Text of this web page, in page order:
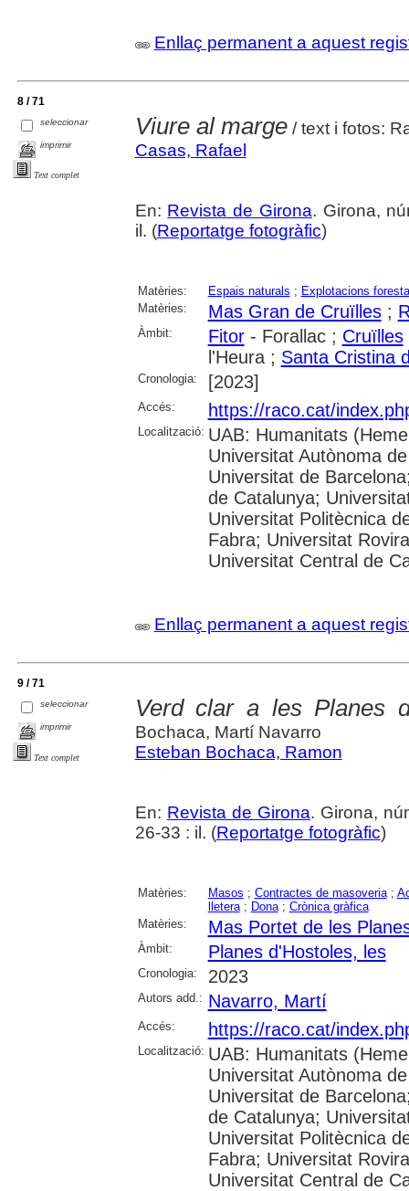
Enllaç permanent a aquest
8 / 71
seleccionar
imprimir
Text complet
Viure al marge/ text i fotos:
Casas, Rafael
En: Revista de Girona. Girona,
il. (Reportatge fotogràfic)
Matèries: Espais naturals ; Explotacions
Matèries:
Mas Gran de Cruïlles;
Àmbit: Fitor- Forallac ; Cruïlles
l'Heura ; Santa Cristina
Cronologia: [2023]
Accés: https://raco.cat/
Localització: UAB: Humanitats
Universitat Autònoma
Universitat de
de Catalunya;
Universitat Politècnica
Fabra; Universitat
Universitat Central de
Enllaç permanent a aquest
9 / 71
seleccionar
imprimir
Text complet
Verd clar a les Planes
Bochaca, Martí Navarro
Esteban Bochaca, Ramon
En: Revista de Girona. Girona,
26-33 : il. (Reportatge fotogràfic)
Matèries: Masos ; Contractes de masoveria;
lletera; Dona; Crònica gràfica
Matèries:
Mas Portet de les
Àmbit: Planes d'Hostoles, les
Cronologia: 2023
Autors add.: Navarro, Martí
Accés: https://raco.cat/
Localització: UAB: Humanitats
Universitat Autònoma
Universitat de
de Catalunya;
Universitat Politècnica
Fabra; Universitat
Universitat Central de